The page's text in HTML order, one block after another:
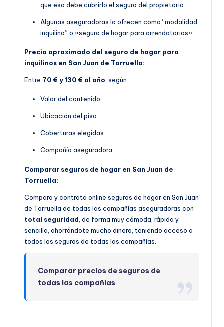
que eso debe cubrirlo el seguro del propietario.
Algunas aseguradoras lo ofrecen como “modalidad
inquilino” o «seguro de hogar para arrendatarios».
Precio aproximado del seguro de hogar para
inquilinos en San Juan de Torruella:
Entre 70 € y 130 € al año, según:
Valor del contenido
Ubicación del piso
Coberturas elegidas
Compañía aseguradora
Comparar seguros de hogar en San Juan de
Torruella:
Compara y contrata online seguros de hogar en San Juan
de Torruella de todas las compañías aseguradoras con
total seguridad, de forma muy cómoda, rápida y
sencilla, ahorrándote mucho dinero, teniendo acceso a
todos los seguros de todas las compañías.
Comparar precios de seguros de
todas las compañías